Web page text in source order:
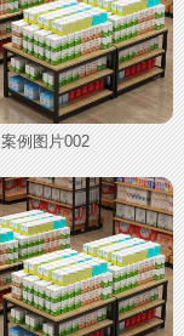
案例图片002